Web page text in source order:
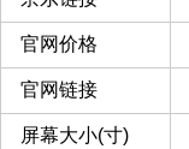
官网价格
官网链接
屏幕大小(寸)